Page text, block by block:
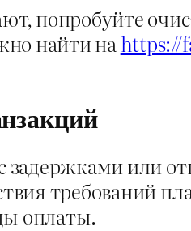
попробуйте
найти на https://
задержками или
требований
оплаты.